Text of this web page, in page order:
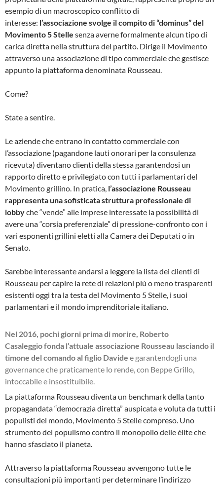
esempio di un macroscopico conflitto di
interesse: l’associazione svolge il compito di “dominus” del
Movimento 5 Stelle senza averne formalmente alcun tipo di
carica diretta nella struttura del partito. Dirige il Movimento
attraverso una associazione di tipo commerciale che gestisce
appunto la piattaforma denominata Rousseau.
Come?
State a sentire.
Le aziende che entrano in contatto commerciale con
l’associazione (pagandone lauti onorari per la consulenza
ricevuta) diventano clienti della stessa garantendosi un
rapporto diretto e privilegiato con tutti i parlamentari del
Movimento grillino. In pratica, l’associazione Rousseau
rappresenta una sofisticata struttura professionale di
lobbyche “vende” alle imprese interessate la possibilità di
avere una “corsia preferenziale” di pressione-confronto con i
vari esponenti grillini eletti alla Camera dei Deputati o in
Senato.
Sarebbe interessante andarsi a leggere la lista dei clienti di
Rousseau per capire la rete di relazioni più o meno trasparenti
esistenti oggi tra la testa del Movimento 5 Stelle, i suoi
parlamentari e il mondo imprenditoriale italiano.
Nel 2016, pochi giorni prima di morire, Roberto
Casaleggiofonda l’attuale associazione Rousseau lasciando il
timone del comando al figlio Davide e garantendogli una
governance che praticamente lo rende, con Beppe Grillo,
intoccabile e insostituibile.
La piattaforma Rousseau diventa un benchmark della tanto
propagandata “democrazia diretta” auspicata e voluta da tutti i
populisti del mondo, Movimento 5 Stelle compreso. Uno
strumento del populismo contro il monopolio delle élite che
hanno sfasciato il pianeta.
Attraverso la piattaforma Rousseau avvengono tutte le
consultazioni più importanti per determinare l’indirizzo